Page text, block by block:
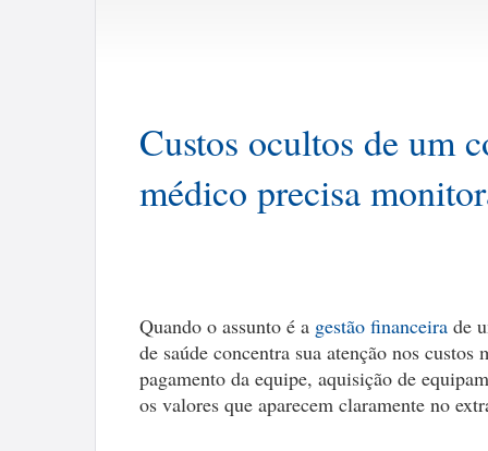
Custos ocultos de um
médico precisa
Quando o assunto é a gestão financeira de
de saúde concentra sua atenção nos
pagamento da equipe, aquisição de
os valores que aparecem claramente no